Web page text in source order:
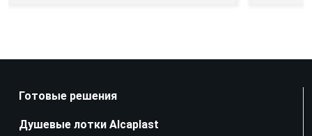
Готовые решения
Душевые лотки Alcaplast